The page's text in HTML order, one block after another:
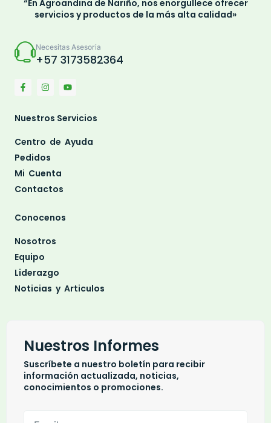
“En Agroandina de Nariño, nos enorgullece ofrecer
servicios y productos de la más alta calidad»
Necesitas Asesoria
+57 3173582364
Nuestros Servicios
Centro de Ayuda
Pedidos
Mi Cuenta
Contactos
Conocenos
Nosotros
Equipo
Liderazgo
Noticias y Articulos
Nuestros Informes
Suscríbete a nuestro boletín para recibir
información actualizada, noticias,
conocimientos o promociones.